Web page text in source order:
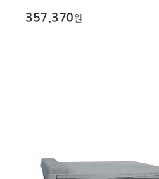
357,370원